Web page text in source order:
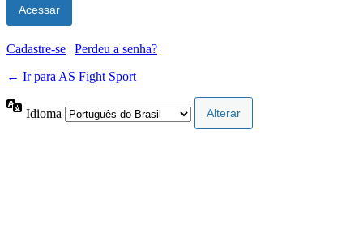
Cadastre-se | Perdeu a senha?
← Ir para AS Fight Sport
Idioma